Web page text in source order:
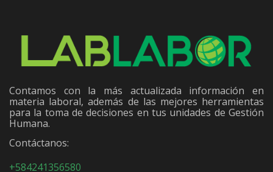
Contamos con la más actualizada información en
materia laboral, además de las mejores herramientas
para la toma de decisiones en tus unidades de Gestión
Humana.
Contáctanos:
+584241356580